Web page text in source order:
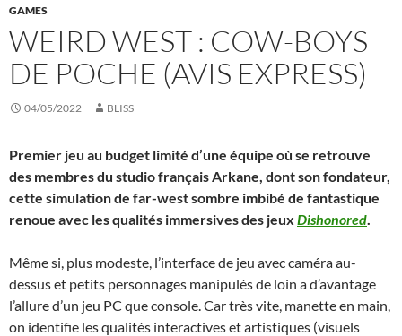
GAMES
WEIRD WEST : COW-BOYS
DE POCHE (AVIS EXPRESS)
04/05/2022 BLISS
Premier jeu au budget limité d’une équipe où se retrouve
des membres du studio français Arkane, dont son fondateur,
cette simulation de far-west sombre imbibé de fantastique
renoue avec les qualités immersives des jeux Dishonored.
Même si, plus modeste, l’interface de jeu avec caméra au-
dessus et petits personnages manipulés de loin a d’avantage
l’allure d’un jeu PC que console. Car très vite, manette en main,
on identifie les qualités interactives et artistiques (visuels